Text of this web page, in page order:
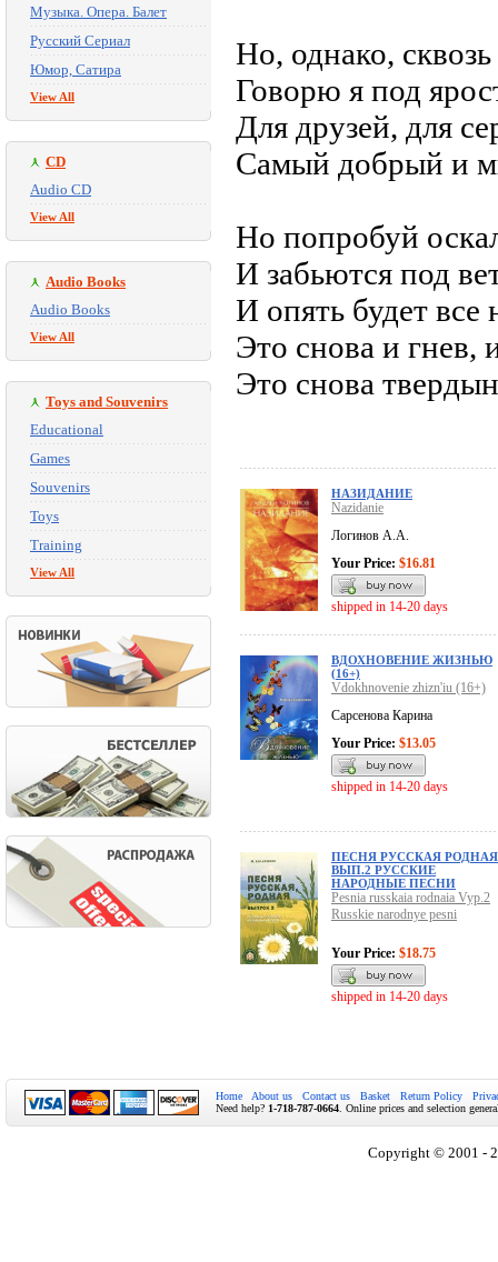
Музыка. Опера. Балет
Русский Сериал
Юмор, Сатира
View All
CD
Audio CD
View All
Audio Books
Audio Books
View All
Toys and Souvenirs
Educational
Games
Souvenirs
Toys
Training
View All
Но, однако,
Говорю я под
Для друзей, для
Самый добрый и
Но попробуй
И забьются под
И опять будет все
Это снова и гнев,
Это снова
НАЗИДАНИЕ
Nazidanie
Логинов А.А.
Your Price: $16.81
shipped in 14-20 days
ВДОХНОВЕНИЕ ЖИЗНЬЮ
(16+)
Vdokhnovenie zhizn'iu (16+)
Сарсенова Карина
Your Price: $13.05
shipped in 14-20 days
ПЕСНЯ РУССКАЯ РОДНАЯ
ВЫП.2 РУССКИЕ
НАРОДНЫЕ ПЕСНИ
Pesnia russkaia rodnaia Vyp.2
Russkie narodnye pesni
Your Price: $18.75
shipped in 14-20 days
Home About us Contact us Basket Return Policy
Need help? 1-718-787-0664 . Online prices and selection
Copyright © 2001 -